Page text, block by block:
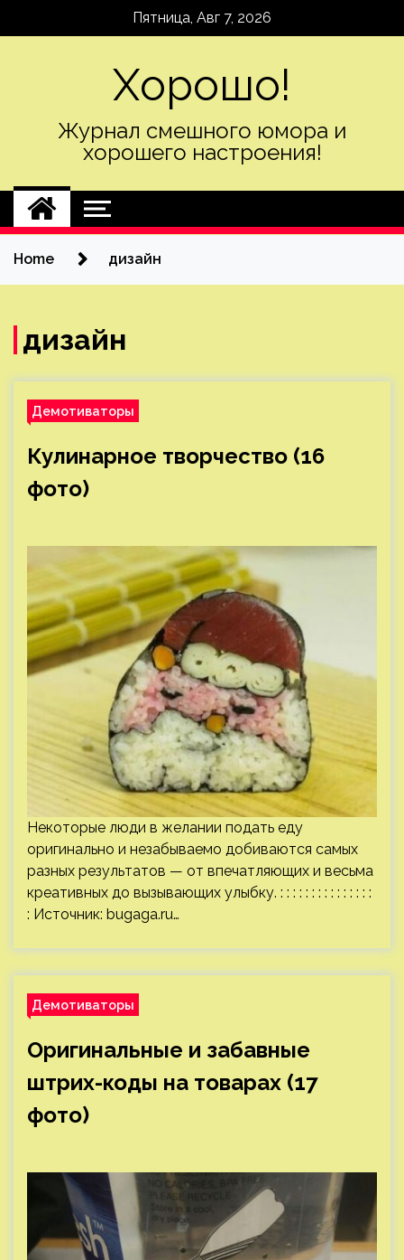
Пятница, Авг 7, 2026
Хорошо!
Журнал смешного юмора и
хорошего настроения!
Home дизайн
дизайн
Демотиваторы
Кулинарное творчество (16
фото)
Некоторые люди в желании подать еду
оригинально и незабываемо добиваются самых
разных результатов — от впечатляющих и весьма
креативных до вызывающих улыбку. : : : : : : : : : : : : : : :
: Источник: bugaga.ru…
Демотиваторы
Оригинальные и забавные
штрих-коды на товарах (17
фото)